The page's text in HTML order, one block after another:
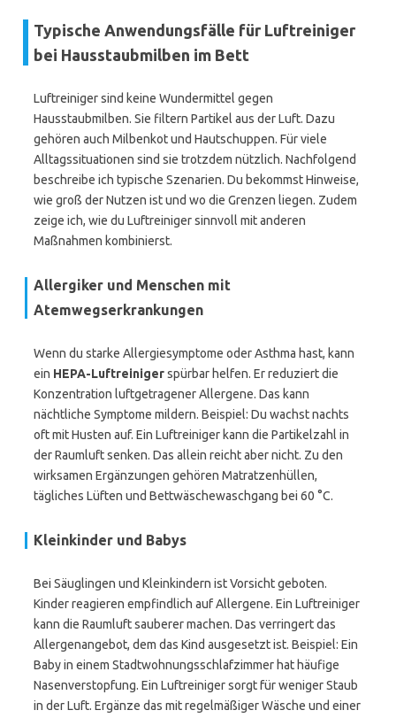
Typische Anwendungsfälle für Luftreiniger
bei Hausstaubmilben im Bett
Luftreiniger sind keine Wundermittel gegen
Hausstaubmilben. Sie filtern Partikel aus der Luft. Dazu
gehören auch Milbenkot und Hautschuppen. Für viele
Alltagssituationen sind sie trotzdem nützlich. Nachfolgend
beschreibe ich typische Szenarien. Du bekommst Hinweise,
wie groß der Nutzen ist und wo die Grenzen liegen. Zudem
zeige ich, wie du Luftreiniger sinnvoll mit anderen
Maßnahmen kombinierst.
Allergiker und Menschen mit
Atemwegserkrankungen
Wenn du starke Allergiesymptome oder Asthma hast, kann
ein HEPA-Luftreinigerspürbar helfen. Er reduziert die
Konzentration luftgetragener Allergene. Das kann
nächtliche Symptome mildern. Beispiel: Du wachst nachts
oft mit Husten auf. Ein Luftreiniger kann die Partikelzahl in
der Raumluft senken. Das allein reicht aber nicht. Zu den
wirksamen Ergänzungen gehören Matratzenhüllen,
tägliches Lüften und Bettwäschewaschgang bei 60 °C.
Kleinkinder und Babys
Bei Säuglingen und Kleinkindern ist Vorsicht geboten.
Kinder reagieren empfindlich auf Allergene. Ein Luftreiniger
kann die Raumluft sauberer machen. Das verringert das
Allergenangebot, dem das Kind ausgesetzt ist. Beispiel: Ein
Baby in einem Stadtwohnungsschlafzimmer hat häufige
Nasenverstopfung. Ein Luftreiniger sorgt für weniger Staub
in der Luft. Ergänze das mit regelmäßiger Wäsche und einer